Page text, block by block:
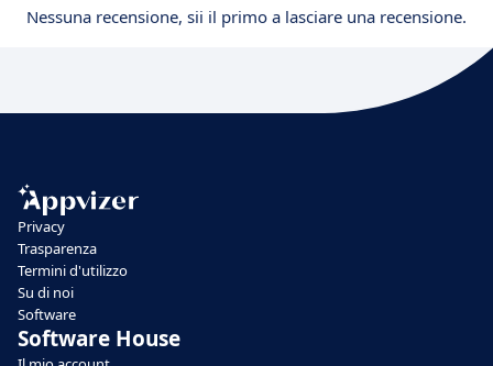
Nessuna recensione, sii il primo a lasciare una recensione.
Privacy
Trasparenza
Termini d'utilizzo
Su di noi
Software
Software House